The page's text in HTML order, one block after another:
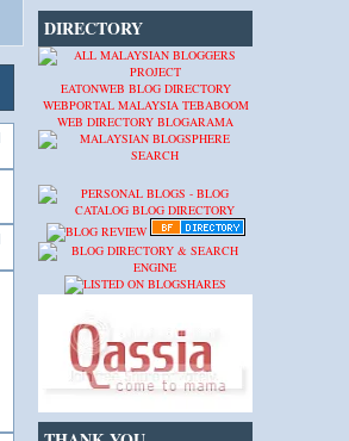
DIRECTORY
EATONWEB BLOG DIRECTORY
WEBPORTAL MALAYSIA TEBABOOM
WEB DIRECTORY BLOGARAMA